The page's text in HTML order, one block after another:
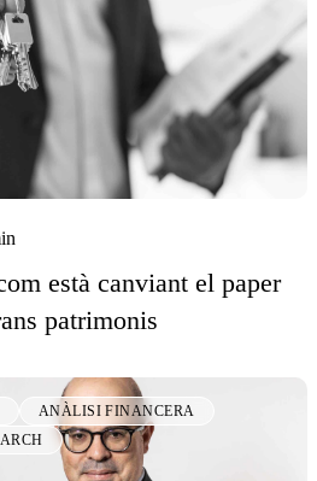
està canviant el paper
patrimonis
ANÀLISI FINANCERA